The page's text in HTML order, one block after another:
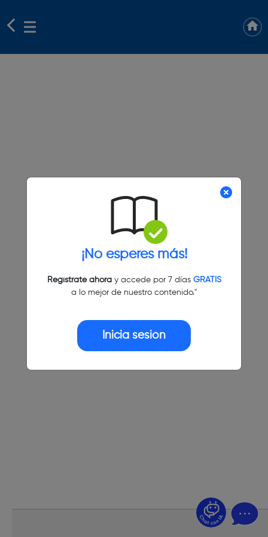
¡No esperes más!
Regístrate ahoray accede por 7 días GRATIS
a lo mejor de nuestro contenido."
Inicia sesión